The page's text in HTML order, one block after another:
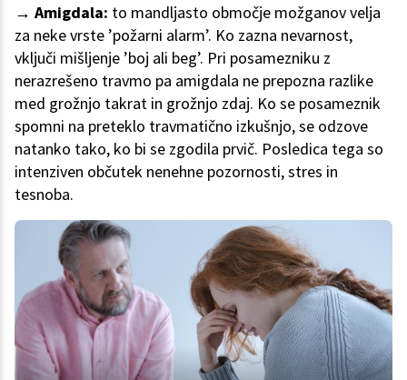
→ Amigdala: to mandljasto območje možganov velja
za neke vrste ’požarni alarm’. Ko zazna nevarnost,
vključi mišljenje ’boj ali beg’. Pri posamezniku z
nerazrešeno travmo pa amigdala ne prepozna razlike
med grožnjo takrat in grožnjo zdaj. Ko se posameznik
spomni na preteklo travmatično izkušnjo, se odzove
natanko tako, ko bi se zgodila prvič. Posledica tega so
intenziven občutek nenehne pozornosti, stres in
tesnoba.